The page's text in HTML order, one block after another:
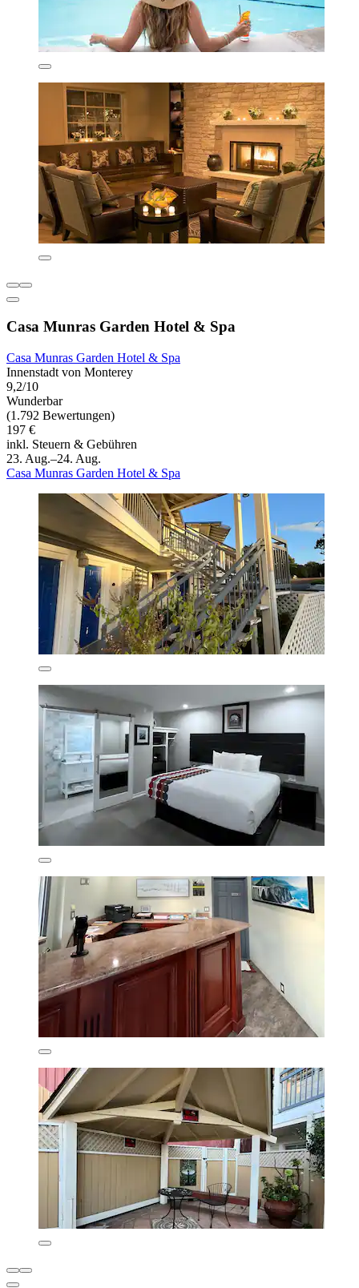
Casa Munras Garden Hotel & Spa
Casa Munras Garden Hotel & Spa
Innenstadt von Monterey
9,2/10
Wunderbar
(1.792 Bewertungen)
197 €
inkl. Steuern & Gebühren
23. Aug.–24. Aug.
Casa Munras Garden Hotel & Spa